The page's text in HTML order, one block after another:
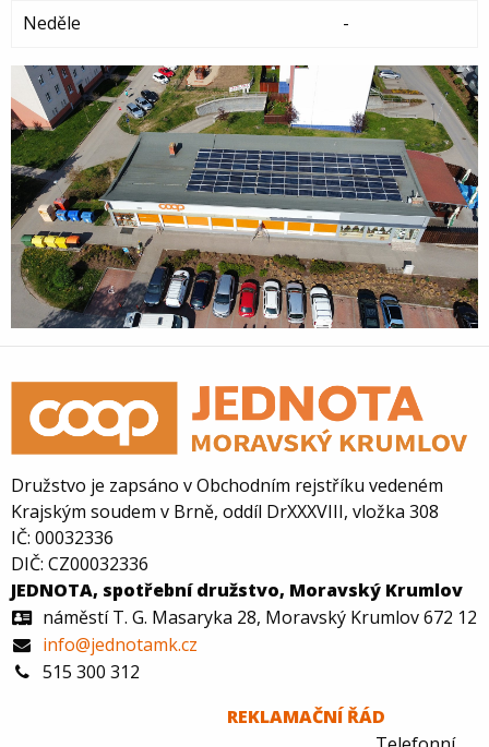
Neděle
-
Družstvo je zapsáno v Obchodním rejstříku vedeném
Krajským soudem v Brně, oddíl DrXXXVIII, vložka 308
IČ: 00032336
DIČ: CZ00032336
JEDNOTA, spotřební družstvo, Moravský Krumlov
náměstí T. G. Masaryka 28, Moravský Krumlov 672 12
info@jednotamk.cz
515 300 312
REKLAMAČNÍ ŘÁD